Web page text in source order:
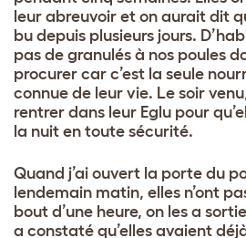
leur abreuvoir et on aurait dit
bu depuis plusieurs jours.
pas de granulés à nos poules
procurer car c’est la seule
connue de leur vie. Le soir
rentrer dans leur Eglu pour
la nuit en toute sécurité.
Quand j’ai ouvert la porte du
lendemain matin, elles n’ont
bout d’une heure, on les a
a constaté qu’elles avaient